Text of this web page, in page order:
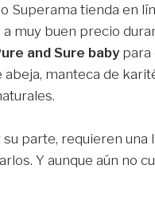
Superama tienda en
muy buen precio
and Sure babypara
manteca de
su parte, requieren
Y aunque aún no